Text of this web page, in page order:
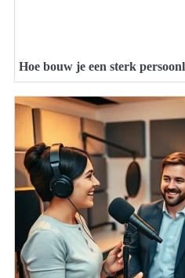
Hoe bouw je een sterk